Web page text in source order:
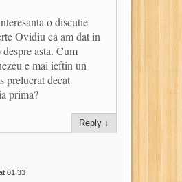
o discutie
Ovidiu ca am dat in
despre asta. Cum
e mai ieftin un
prelucrat decat
prima?
Reply ↓
01:33